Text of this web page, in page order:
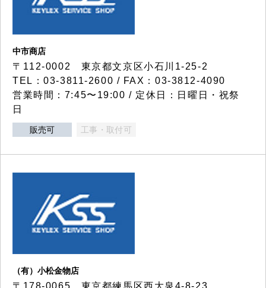
中市商店
〒112-0002 東京都文京区小石川1-25-2
TEL：03-3811-2600 / FAX：03-3812-4090
営業時間：7:45〜19:00 / 定休日：日曜日・祝祭
日
販売可 工事・取付可
（有）小松金物店
〒178-0065 東京都練馬区西大泉4-8-23